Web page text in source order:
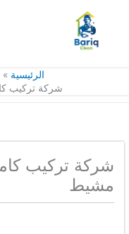
المحتوى
الرئيسية
شركة تركيب
شركة تركيب
مشيط